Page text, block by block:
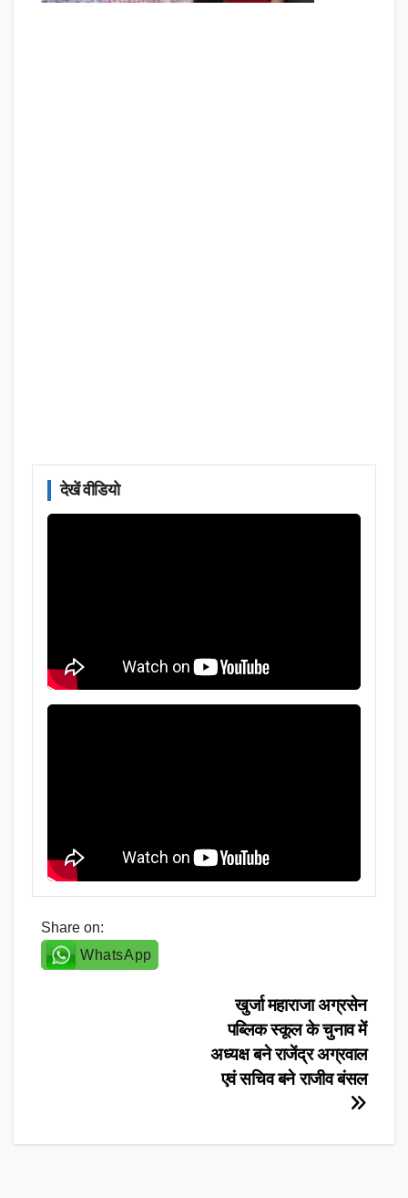
देखें वीडियो
Share on:
WhatsApp
खुर्जा महाराजा अग्रसेन
पब्लिक स्कूल के चुनाव में
अध्यक्ष बने राजेंद्र अग्रवाल
एवं सचिव बने राजीव बंसल